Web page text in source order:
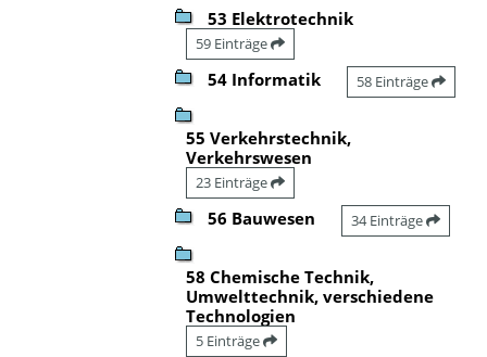
53 Elektrotechnik
59 Einträge
54 Informatik 58 Einträge
55 Verkehrstechnik,
Verkehrswesen
23 Einträge
56 Bauwesen 34 Einträge
58 Chemische Technik,
Umwelttechnik, verschiedene
Technologien
5 Einträge